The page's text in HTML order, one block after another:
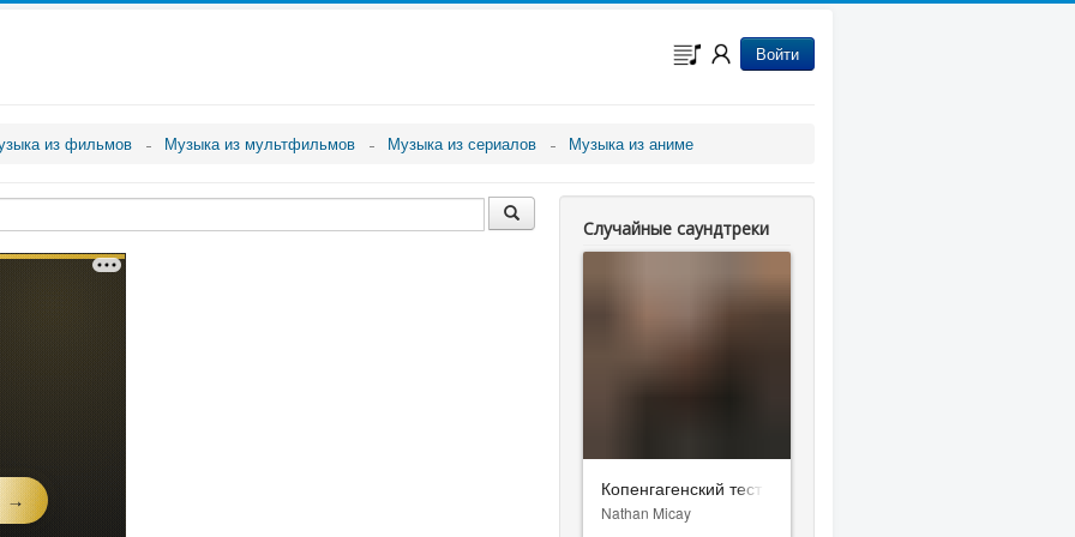
Войти
из фильмов Музыка из мультфильмов Музыка из сериалов Музыка из аниме
Случайные саундтреки
Копенгагенский тест
Nathan Micay